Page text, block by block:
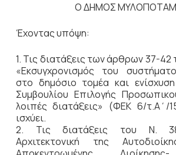
Ο ΔΗΜΟΣ
Έχοντας υπόψη:
1. Τις διατάξεις των άρθρων 37-42
«Εκσυγχρονισμός του
στο δημόσιο τομέα και
Συμβουλίου Επιλογής
λοιπές διατάξεις» (ΦΕΚ 6/τ.Α΄/
ισχύει.
2. Τις διατάξεις του Ν.
Αρχιτεκτονική της